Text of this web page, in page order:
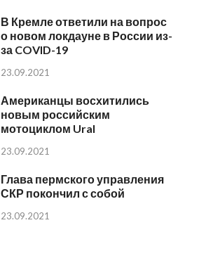
В Кремле ответили на вопрос
о новом локдауне в России из-
за COVID-19
23.09.2021
Американцы восхитились
новым российским
мотоциклом Ural
23.09.2021
Глава пермского управления
СКР покончил с собой
23.09.2021